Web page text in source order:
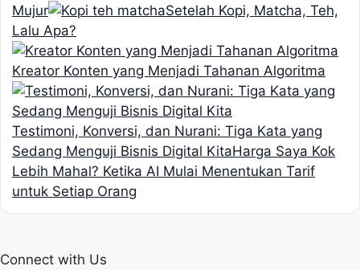
Mujur
Setelah Kopi, Matcha, Teh,
Lalu Apa?
Kreator Konten yang Menjadi Tahanan Algoritma
Testimoni, Konversi, dan Nurani: Tiga Kata yang
Sedang Menguji Bisnis Digital KitaHarga Saya Kok
Lebih Mahal? Ketika AI Mulai Menentukan Tarif
untuk Setiap Orang
Connect with Us